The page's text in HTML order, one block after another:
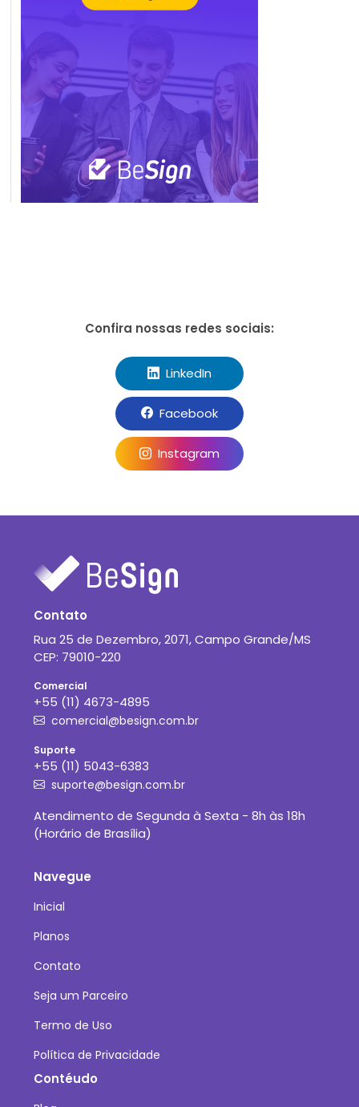
Confira nossas redes sociais:
LinkedIn
Facebook
Instagram
Contato
Rua 25 de Dezembro, 2071, Campo Grande/MS
CEP: 79010-220
Comercial
+55 (11) 4673-4895
comercial@besign.com.br
Suporte
+55 (11) 5043-6383
suporte@besign.com.br
Atendimento de Segunda à Sexta - 8h às 18h
(Horário de Brasília)
Navegue
Inicial
Planos
Contato
Seja um Parceiro
Termo de Uso
Política de Privacidade
Contéudo